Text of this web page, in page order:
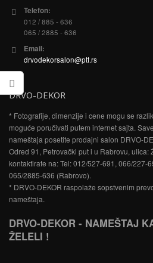
Telefon:
012 / 885 - 636
065 / 2885 - 636
Email:
drvodekorsalon@ptt.rs
DRVO-DEKOR
* Fotografije, dimenzije i cene mogu se
moguće poručivati putem internet sajta.
nameštaja posetite prodajni salon DRVO-
Odred 91, Petrovački put i u Rabrovu, ulica:
kontaktirate na: Tel: 012/527-691, 066/227-
065/2885-636 (Rabrovo).
* DRVO-DEKOR raspolaže sopstvenim
nameštaja.
DRVO-DEKOR - NAMEŠTAJ
ŽELELI !